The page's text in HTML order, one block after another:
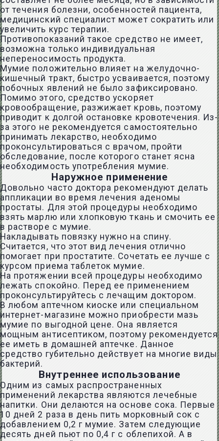
от течения болезни, особенностей пациента,
медицинский специалист может сократить или
увеличить курс терапии.
Противопоказаний такое средство не имеет,
возможна только индивидуальная
непереносимость продукта.
Мумие положительно влияет на желудочно-
кишечный тракт, быстро усваивается, поэтому
побочных явлений не было зафиксировано.
Помимо этого, средство ускоряет
кровообращение, разжижает кровь, поэтому
приводит к долгой остановке кровотечения. Из-
за этого не рекомендуется самостоятельно
принимать лекарство, необходимо
проконсультироваться с врачом, пройти
обследование, после которого станет ясна
необходимость употребления мумие.
Наружное применение
Довольно часто доктора рекомендуют делать
аппликации во время лечения аденомы
простаты. Для этой процедуры необходимо
взять марлю или хлопковую ткань и смочить ее
в растворе с мумие.
Накладывать повязку нужно на спину.
Считается, что этот вид лечения отлично
помогает при простатите. Сочетать ее лучше с
курсом приема таблеток мумие.
На протяжении всей процедуры необходимо
лежать спокойно. Перед ее применением
проконсультируйтесь с лечащим доктором.
В любом аптечном киоске или специальном
интернет-магазине можно приобрести мазь
мумие по выгодной цене. Она является
мощным антисептиком, поэтому рекомендуется
ее иметь в домашней аптечке. Данное
средство губительно действует на многие виды
бактерий.
Внутреннее использование
Одним из самых распространенных
применений лекарства являются лечебные
напитки. Они делаются на основе сока. Первые
10 дней 2 раза в день пить морковный сок с
добавлением 0,2 г мумие. Затем следующие
десять дней пьют по 0,4 г с облепихой. А в